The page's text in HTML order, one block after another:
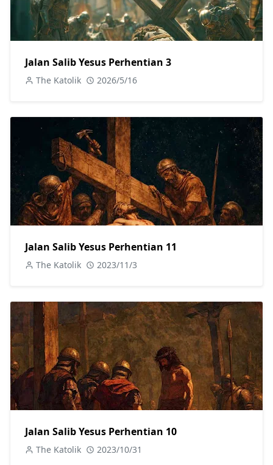
Jalan Salib Yesus Perhentian 3
The Katolik 2026/5/16
Jalan Salib Yesus Perhentian 11
The Katolik 2023/11/3
Jalan Salib Yesus Perhentian 10
The Katolik 2023/10/31